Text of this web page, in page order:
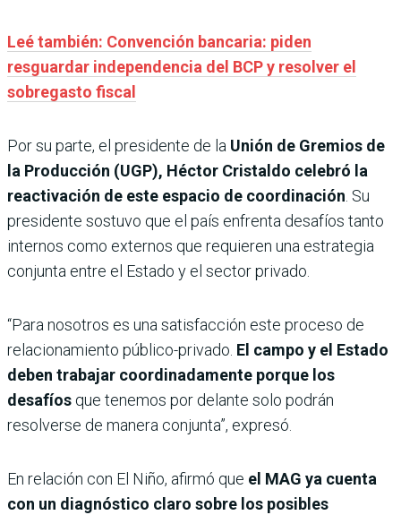
Leé también: Convención bancaria: piden
resguardar independencia del BCP y resolver el
sobregasto fiscal
Por su parte, el presidente de la Unión de Gremios de
la Producción (UGP), Héctor Cristaldo celebró la
reactivación de este espacio de coordinación. Su
presidente sostuvo que el país enfrenta desafíos tanto
internos como externos que requieren una estrategia
conjunta entre el Estado y el sector privado.
“Para nosotros es una satisfacción este proceso de
relacionamiento público-privado. El campo y el Estado
deben trabajar coordinadamente porque los
desafíos que tenemos por delante solo podrán
resolverse de manera conjunta”, expresó.
En relación con El Niño, afirmó que el MAG ya cuenta
con un diagnóstico claro sobre los posibles